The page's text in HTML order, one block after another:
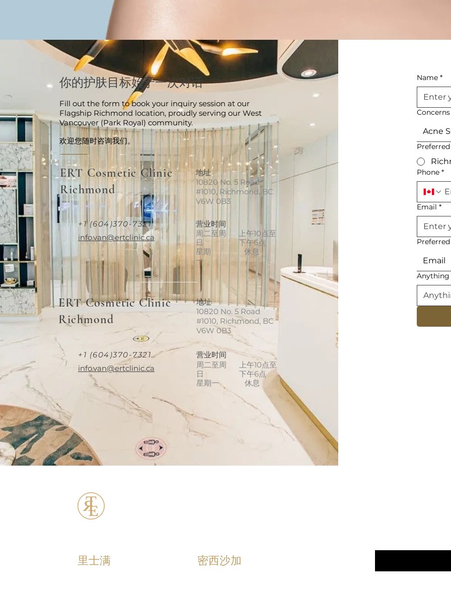
你的护肤目标始于一次对话
Fill out the form to book your inquiry session at our
Flagship Richmond location, proudly serving our West
Vancouver (Park Royal) community.
欢迎您随时咨询我们。
ERT Cosmetic Clinic
Richmond
地址
10820 No. 5 Road
#1010, Richmond, BC
V6W 0B3
+1 (604)370-7321
info.van@ertclinic.ca
营业时间
周二至周
日
星期
一
上午10点至
下午6点
休息
ERT Cosmetic Clinic
Richmond
地址
10820 No. 5 Road
#1010, Richmond, BC
V6W 0B3
+1 (604)370-7321
info.van@ertclinic.ca
营业时间
周二至周
日
星期一
上午10点至
下午6点
休息
Name *
Concerns
Acne
Phone *
Email *
Email
Anything
里士满 密西沙加